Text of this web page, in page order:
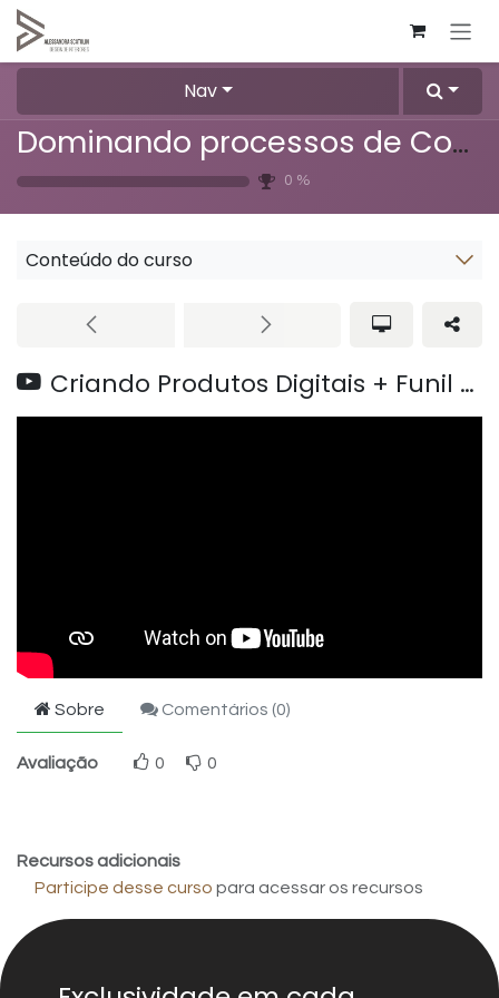
Pular para o conteúdo
Nav
Dominando processos de Compras
0 %
Conteúdo do curso
Criando Produtos Digitais + Funil de vendas
Sobre Comentários (0)
Avaliação 0 0
Recursos adicionais
Participe desse curso para acessar os recursos